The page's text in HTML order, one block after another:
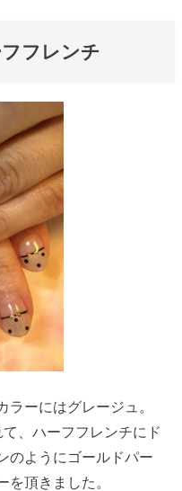
フレンチ
ラーにはグレージュ。
、ハーフフレンチにド
のようにゴールドパー
を頂きました。